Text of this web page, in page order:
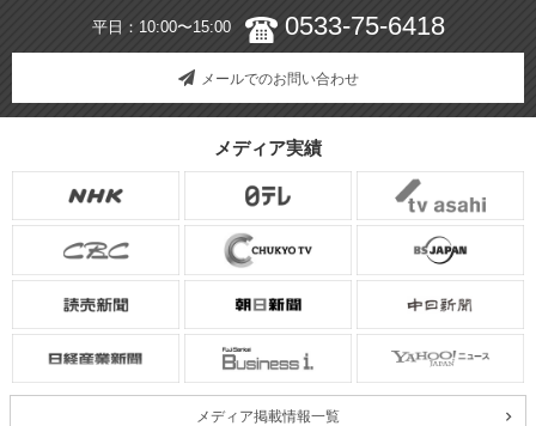
平日：10:00〜15:00 0533-75-6418
メールでのお問い合わせ
メディア実績
メディア掲載情報一覧